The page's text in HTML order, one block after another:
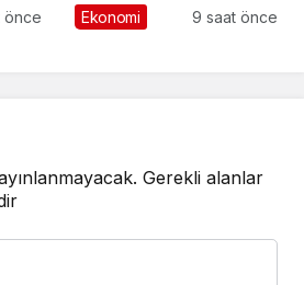
önce
zekâ hizmetleri akıllı
Ekonomi 9 saat önce
Gerekli alanlar